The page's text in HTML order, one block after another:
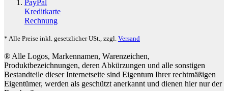
PayPal
Kreditkarte
Rechnung
* Alle Preise inkl. gesetzlicher USt., zzgl. Versand
® Alle Logos, Markennamen, Warenzeichen,
Produktbezeichnungen, deren Abkürzungen und alle sonstigen
Bestandteile dieser Internetseite sind Eigentum Ihrer rechtmäßigen
Eigentümer, werden als geschützt anerkannt und dienen hier nur der